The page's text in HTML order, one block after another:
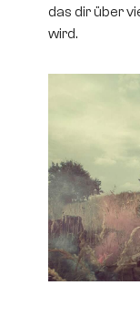
das dir über
wird.